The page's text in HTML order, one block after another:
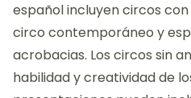
español incluyen circos
circo contemporáneo y
acrobacias. Los circos sin
habilidad y creatividad de